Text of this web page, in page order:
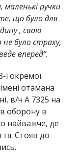
ручки
що було для
, свою
було страху,
вперед”.
ї окремої
отамана
в/ч А 7325 на
оборону в
найважче, де
Стояв до